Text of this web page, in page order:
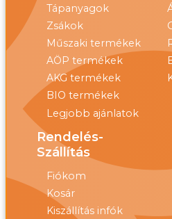
Tápanyagok
Zsákok
Műszaki termékek
AÖP termékek
AKG termékek
BIO termékek
Legjobb ajánlatok
Rendelés-
Szállítás
Fiókom
Kosár
Kiszállítás infók